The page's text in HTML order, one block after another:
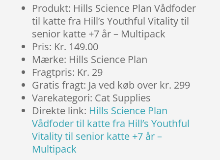
Produkt: Hills Science Plan Vådfoder
til katte fra Hill’s Youthful Vitality til
senior katte +7 år – Multipack
Pris: Kr. 149.00
Mærke: Hills Science Plan
Fragtpris: Kr. 29
Gratis fragt: Ja ved køb over kr. 299
Varekategori: Cat Supplies
Direkte link: Hills Science Plan
Vådfoder til katte fra Hill’s Youthful
Vitality til senior katte +7 år –
Multipack